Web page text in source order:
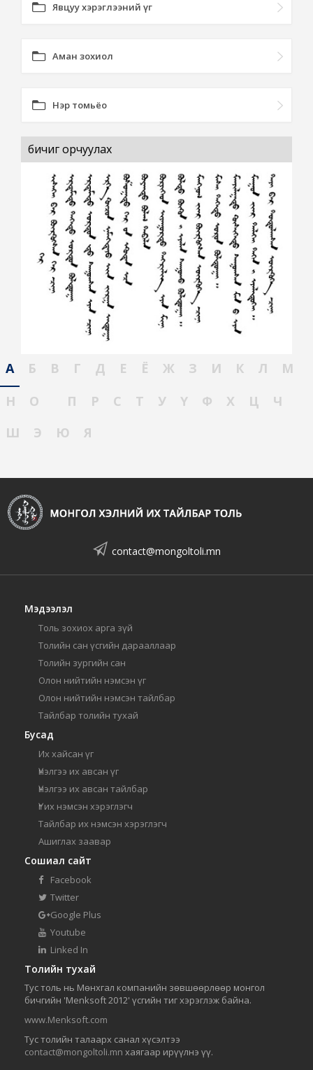
Явцуу хэрэглээний үг
Аман зохиол
Нэр томьёо
бичиг орчуулах
А Б В Г Д Е Ё Ж З И К Л
М
Н
О П Р С Т У Ү Ф Х Ц
Ч
Ш
Э Ю Я
contact@mongoltoli.mn
Мэдээлэл
Толь зохиох арга зүй
Толийн сан үсгийн дарааллаар
Толийн зургийн сан
Олон нийтийн нэмсэн үг
Олон нийтийн нэмсэн тайлбар
Тайлбар толийн тухай
Бусад
Их хайсан үг
Үнэлгээ их авсан үг
Үнэлгээ их авсан тайлбар
Үг их нэмсэн хэрэглэгч
Тайлбар их нэмсэн хэрэглэгч
Ашиглах заавар
Сошиал сайт
Facebook
Twitter
Google Plus
Youtube
Linked In
Толийн тухай
Тус толь нь Мөнхгал компанийн зөвшөөрлөөр монгол
бичгийн 'Menksoft 2012' үсгийн тиг хэрэглэж байна.
www.Menksoft.com
Тус толийн талаарх санал хүсэлтээ
contact@mongoltoli.mn хаягаар ирүүлнэ үү.